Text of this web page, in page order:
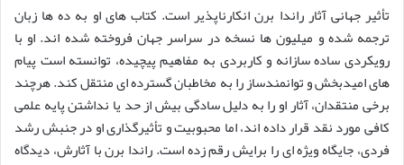
تأثیر جهانی آثار راندا برن انکارناپذیر است. کتاب های او به ده ها زبان
ترجمه شده و میلیون ها نسخه در سراسر جهان فروخته شده اند. او با
رویکردی ساده سازانه و کاربردی به مفاهیم پیچیده، توانسته است پیام
های امیدبخش و توانمندساز را به مخاطبان گسترده ای منتقل کند. هرچند
برخی منتقدان، آثار او را به دلیل سادگی بیش از حد یا نداشتن پایه علمی
کافی مورد نقد قرار داده اند، اما محبوبیت و تأثیرگذاری او در جنبش رشد
فردی، جایگاه ویژه ای را برایش رقم زده است. راندا برن با آثارش، دیدگاه